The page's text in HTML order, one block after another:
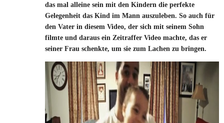
das mal alleine sein mit den Kindern die perfekte
Gelegenheit das Kind im Mann auszuleben. So auch für
den Vater in diesem Video, der sich mit seinem Sohn
filmte und daraus ein Zeitraffer Video machte, das er
seiner Frau schenkte, um sie zum Lachen zu bringen.